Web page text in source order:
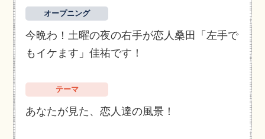
オープニング
今晩わ！土曜の夜の右手が恋人桑田「左手で
もイケます」佳祐です！
テーマ
あなたが見た、恋人達の風景！